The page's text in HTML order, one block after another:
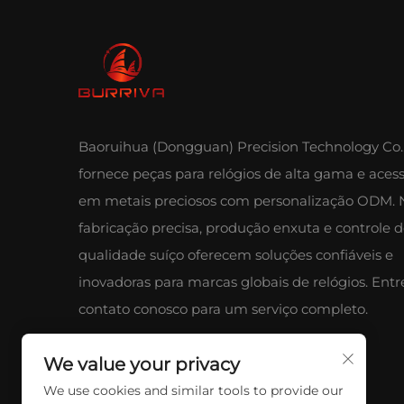
Baoruihua (Dongguan) Precision Technology
fornece peças para relógios de alta gama e
em metais preciosos com personalização ODM.
fabricação precisa, produção enxuta e controle
qualidade suíço oferecem soluções confiáveis e
inovadoras para marcas globais de relógios.
contato conosco para um serviço completo.
We value your privacy
We use cookies and similar tools to provide our